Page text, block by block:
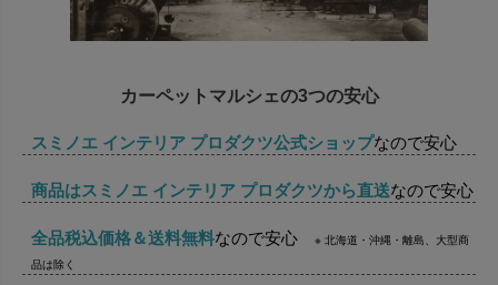
カーペットマルシェの3つの安心
スミノエ インテリア プロダクツ公式ショップなので安心
商品はスミノエ インテリア プロダクツから直送なので安心
全品税込価格＆送料無料なので安心
※ 北海道・沖縄・離島、大型商
品は除く